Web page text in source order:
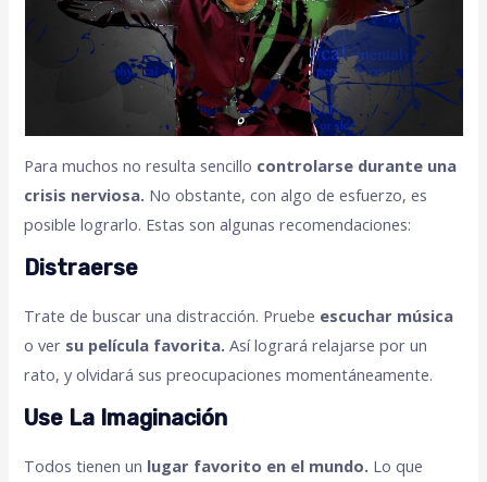
Para muchos no resulta sencillo controlarse durante una
crisis nerviosa. No obstante, con algo de esfuerzo, es
posible lograrlo. Estas son algunas recomendaciones:
Distraerse
Trate de buscar una distracción. Pruebe escuchar música
o ver su película favorita.Así logrará relajarse por un
rato, y olvidará sus preocupaciones momentáneamente.
Use La Imaginación
Todos tienen un lugar favorito en el mundo. Lo que